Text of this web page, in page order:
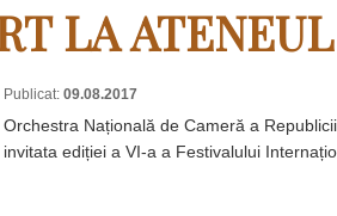
LA
Publicat: 09.08.2017
Orchestra Națională de Cameră a
invitata ediției a VI-a a Festivalului